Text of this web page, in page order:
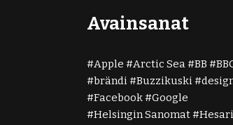
Avainsanat
Apple Arctic Sea BB
brändi
Buzzikuski
Facebook
Google
Helsingin Sanomat
Hesari